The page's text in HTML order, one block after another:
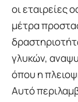
οι εταιρείες
μέτρα
γλυκών,
όπου η
Αυτό